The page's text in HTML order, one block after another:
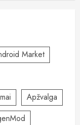
Market
Apžvalga